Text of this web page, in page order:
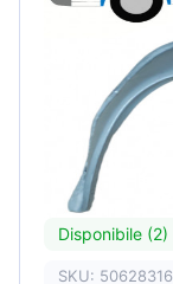
Disponibile (2)
SKU: 50628316